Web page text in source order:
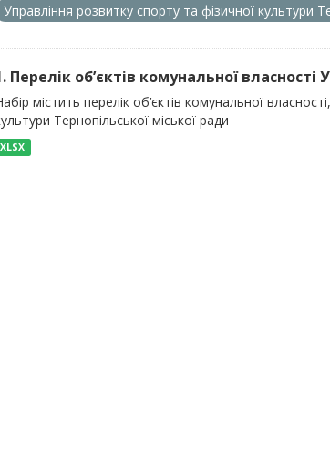
Управління розвитку спорту та фізичної культури
Перелік об’єктів комунальної
містить перелік об’єктів комунальної
Тернопільської міської ради
XLSX